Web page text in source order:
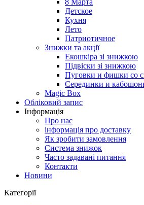
8 Марта
Детское
Кухня
Лето
Патриотичное
Знижки та акції
Екошкіра зі знижкою
Підвіски зі знижкою
Пуговки и фишки со
Серединки и
Magic Box
Обліковий запис
Інформація
Про нас
інформація про доставку
Як зробити замовлення
Система знижок
Часто задавані питання
Контакти
Новини
Категорії